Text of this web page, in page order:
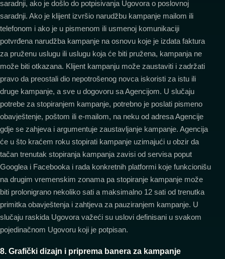
saradnji, ako je došlo do potpisivanja Ugovora o poslovnoj
saradnji. Ako je klijent izvršio narudžbu kampanje mailom ili
telefonom i ako je u pismenom ili usmenoj komunikaciji
potvrđena narudžba kampanje na osnovu koje je izdata faktura
za pruženu uslugu ili uslugu koja će biti pružena, kampanja ne
može biti otkazana. Klijent kampanju može zaustaviti i zadržati
pravo da preostali dio nepotrošenog novca iskoristi za istu ili
druge kampanje, a sve u dogovoru sa Agencijom. U slučaju
potrebe za stopiranjem kampanje, potrebno je poslati pismeno
obavještenje, poštom ili e-mailom, na neku od adresa Agencije
gdje se zahjeva i argumentuje zaustavljanje kampanje. Agencija
će u što kraćem roku stopirati kampanje uzimajući u obzir da
tačan trenutak stopiranja kampanja zavisi od servisa poput
Googlea i Facebooka i rada konkretnih platformi koje funkcionišu
na drugim vremenskim zonama pa stopiranje kampanje može
biti prolonigrano nekoliko sati a maksimalno 12 sati od trenutka
primitka obavještenja i zahtjeva za pauziranjem kampanje. U
slučaju raskida Ugovora važeći su uslovi definisani u svakom
pojedinačnom Ugovoru koji je potpisan.
8. Grafički dizajn i priprema banera za kampanje